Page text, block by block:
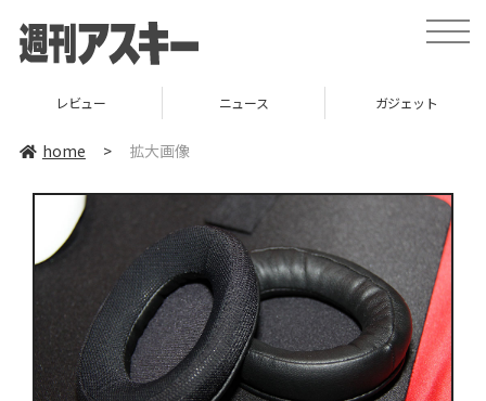
toggle
レビュー ニュース ガジェット
home > 拡大画像